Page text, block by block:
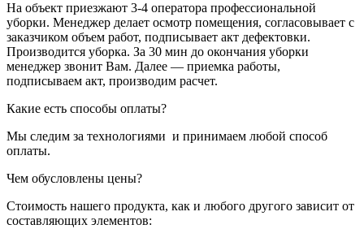
На объект приезжают 3-4 оператора профессиональной
уборки. Менеджер делает осмотр помещения, согласовывает с
заказчиком объем работ, подписывает акт дефектовки.
Производится уборка. За 30 мин до окончания уборки
менеджер звонит Вам. Далее — приемка работы,
подписываем акт, производим расчет.
Какие есть способы оплаты?
Мы следим за технологиями и принимаем любой способ
оплаты.
Чем обусловлены цены?
Стоимость нашего продукта, как и любого другого зависит от
составляющих элементов: